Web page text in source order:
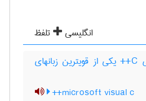
انگلیسی
تلفظ
نرم افزار برنامه نویسی C++ یکی از قویترین زبانهای
microsoft visual c++